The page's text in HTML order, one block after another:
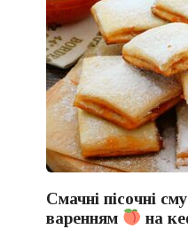
Смачні пісочні
варенням
на